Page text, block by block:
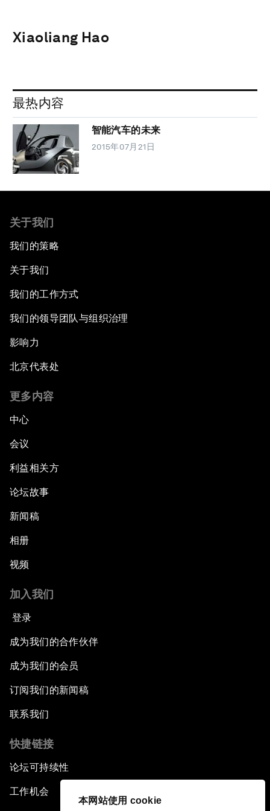
本网站使用 cookie
Xiaoliang Hao
最热内容
智能汽车的未来
2015年07月21日
关于我们
我们的策略
关于我们
我们的工作方式
我们的领导团队与组织治理
影响力
北京代表处
更多内容
中心
会议
利益相关方
论坛故事
新闻稿
相册
视频
加入我们
登录
成为我们的合作伙伴
成为我们的会员
订阅我们的新闻稿
联系我们
快捷链接
论坛可持续性
工作机会